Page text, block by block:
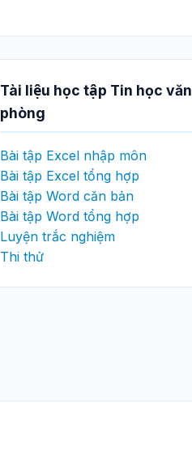
Tài liệu học tập Tin học văn
phòng
Bài tập Excel nhập môn
Bài tập Excel tổng hợp
Bài tập Word căn bản
Bài tập Word tổng hợp
Luyện trắc nghiệm
Thi thử